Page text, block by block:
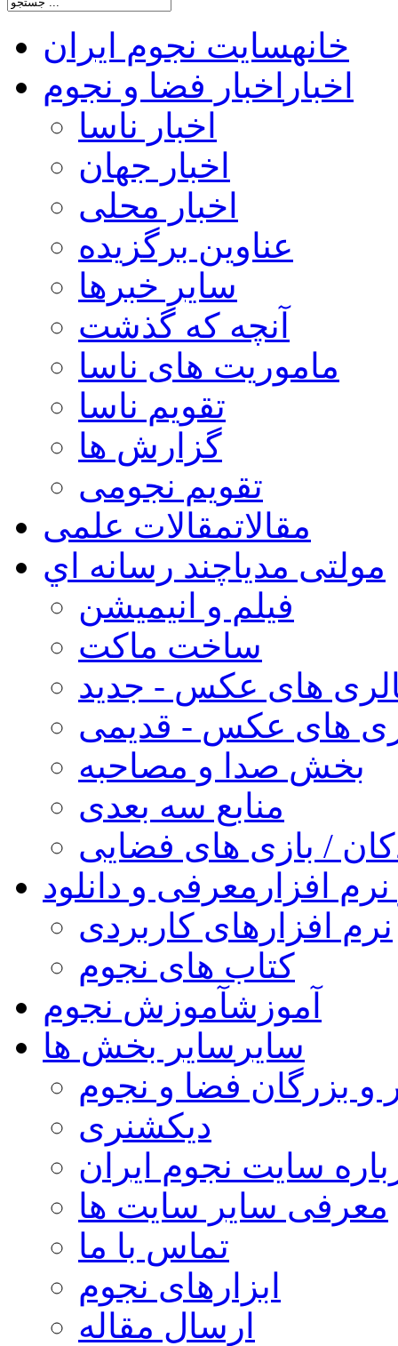
خانهسایت نجوم ایران
اخبار اخبار فضا و نجوم
اخبار ناسا
اخبار جهان
اخبار محلی
عناوین برگزیده
سایر خبرها
آنچه که گذشت
ماموریت های ناسا
تقویم ناسا
گزارش ها
تقویم نجومی
مقالاتمقالات علمی
مولتی مدیاچند رسانه اي
فیلم و انیمیشن
ساخت ماکت
های عکس - جدید
های عکس - قدیمی
بخش صدا و مصاحبه
منابع سه بعدی
/ بازی های فضایی
افزار معرفی و دانلود
نرم افزارهای کاربردی
کتاب های نجوم
آموزشآموزش نجوم
سایر سایر بخش ها
و بزرگان فضا و نجوم
دیکشنری
سایت نجوم ایران
معرفی سایر سایت ها
تماس با ما
ابزارهای نجوم
ارسال مقاله